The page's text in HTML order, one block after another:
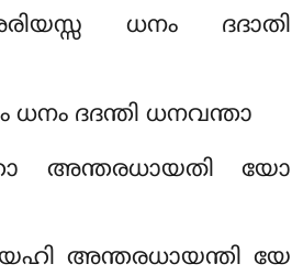
ധനം ദദാതി
ദദന്തി ധനവന്താ
അന്തരധായതി യോ
അന്തരധായന്തി യേ